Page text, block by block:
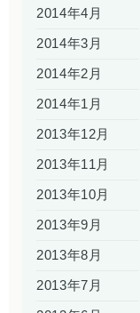
2014年4月
2014年3月
2014年2月
2014年1月
2013年12月
2013年11月
2013年10月
2013年9月
2013年8月
2013年7月